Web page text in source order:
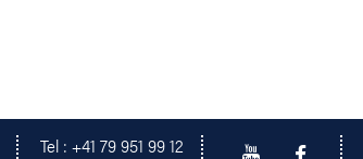
Tel :+41 79 951 99 12